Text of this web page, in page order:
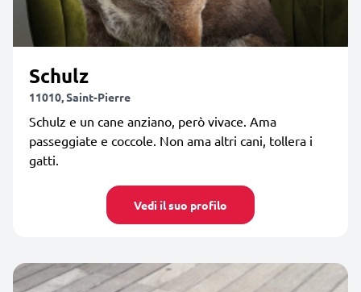
Schulz
11010, Saint-Pierre
Schulz e un cane anziano, però vivace. Ama
passeggiate e coccole. Non ama altri cani, tollera i
gatti.
Vedi il suo profilo